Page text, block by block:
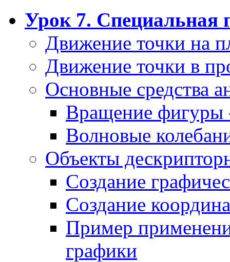
Урок 7. Специальная
Движение точки на
Движение точки в
Основные средства
Вращение фигуры
Волновые
Объекты
Создание
Создание
Пример
графики